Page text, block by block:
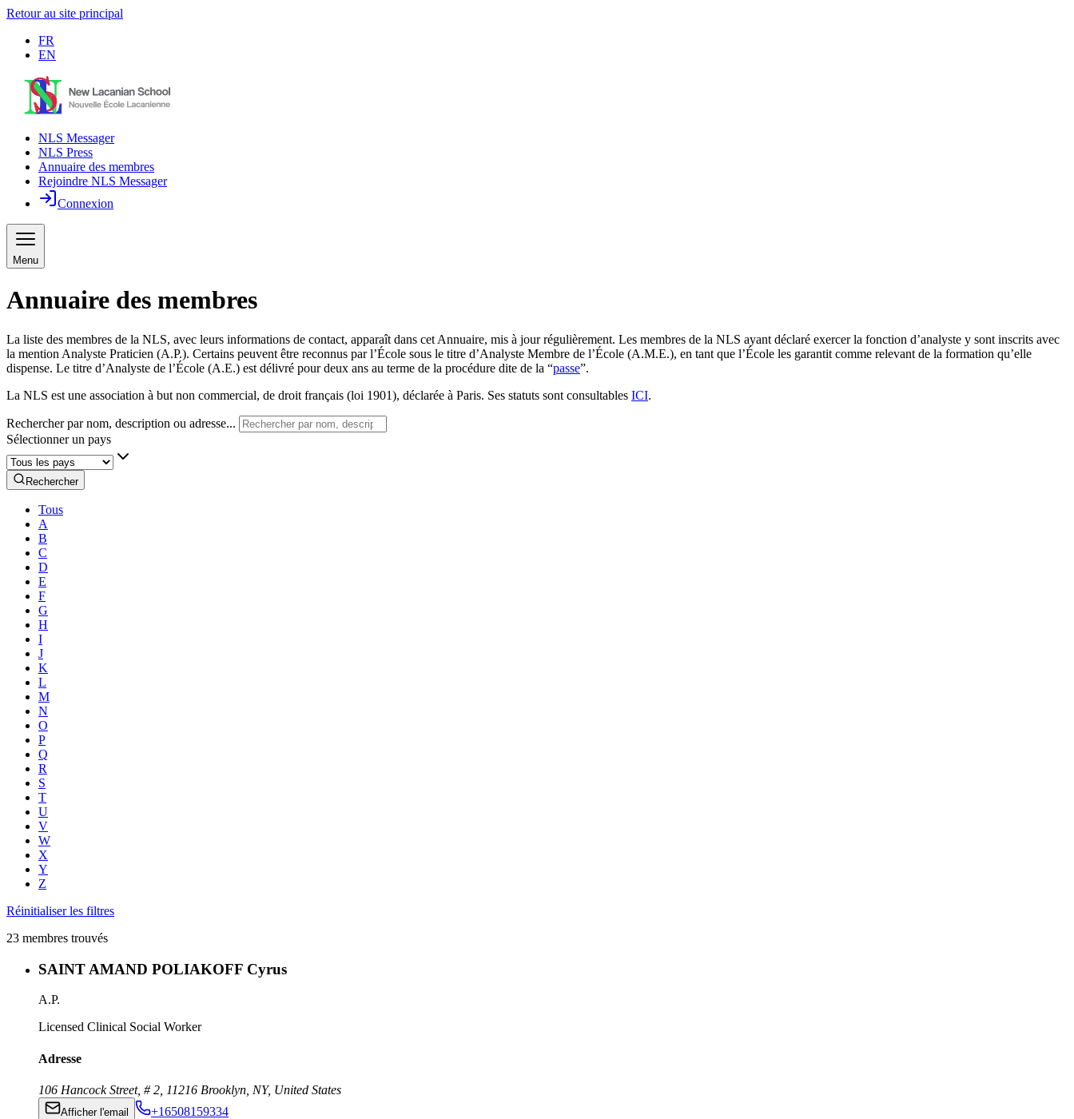
Retour au site principal
FR
EN
NLS Messager
NLS Press
Annuaire des membres
Rejoindre NLS Messager
Connexion
Menu
Annuaire des membres
La liste des membres de la NLS, avec leurs informations de contact, apparaît dans cet Annuaire, mis à jour régulièrement. Les membres de la NLS ayant déclaré exercer la fonction d’analyste y sont inscrits avec
la mention Analyste Praticien (A.P.). Certains peuvent être reconnus par l’École sous le titre d’Analyste Membre de l’École (A.M.E.), en tant que l’École les garantit comme relevant de la formation qu’elle
dispense. Le titre d’Analyste de l’École (A.E.) est délivré pour deux ans au terme de la procédure dite de la “passe”.
La NLS est une association à but non commercial, de droit français (loi 1901), déclarée à Paris. Ses statuts sont consultables ICI.
Rechercher par nom, description ou adresse...
Sélectionner un pays
Rechercher
Tous
A
B
C
D
E
F
G
H
I
J
K
L
M
N
O
P
Q
R
S
T
U
V
W
X
Y
Z
Réinitialiser les filtres
23 membres trouvés
SAINT AMAND POLIAKOFF Cyrus
A.P.
Licensed Clinical Social Worker
Adresse
106 Hancock Street, # 2 11216 Brooklyn, NY, United States
Afficher l'email +16508159334